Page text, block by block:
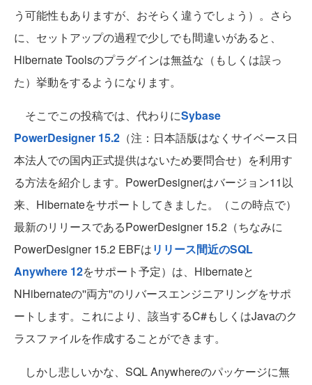
う可能性もありますが、おそらく違うでしょう）。さら
に、セットアップの過程で少しでも間違いがあると、
Hibernate Toolsのプラグインは無益な（もしくは誤っ
た）挙動をするようになります。
そこでこの投稿では、代わりにSybase
PowerDesigner 15.2 （注：日本語版はなくサイベース日
本法人での国内正式提供はないため要問合せ）を利用す
る方法を紹介します。PowerDesignerはバージョン11以
来、Hibernateをサポートしてきました。（この時点で）
最新のリリースであるPowerDesigner 15.2（ちなみに
PowerDesigner 15.2 EBFはリリース間近のSQL
Anywhere 12をサポート予定）は、Hibernateと
NHibernateの''両方''のリバースエンジニアリングをサポ
ートします。これにより、該当するC#もしくはJavaのク
ラスファイルを作成することができます。
しかし悲しいかな、SQL Anywhereのパッケージに無